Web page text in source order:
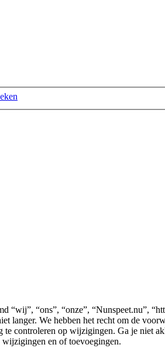
“wij”, “ons”, “onze”, “Nunspeet.nu”,
langer. We hebben het recht om de
te controleren op wijzigingen. Ga je
wijzigingen en of toevoegingen.